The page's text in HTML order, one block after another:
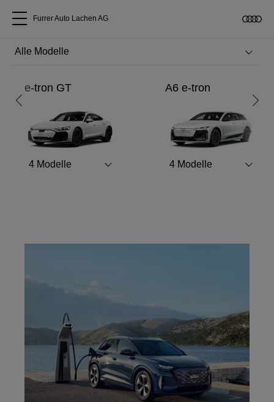
Alle Modelle
Über uns
Audi kaufen
Service & Reparatur
Furrer Auto Lachen AG
Entdecken Sie den neuen Audi RS 5.
Mehr erfahren
e-tron GT
4 Modelle
A6 e-tron
4 Modelle